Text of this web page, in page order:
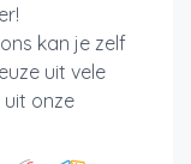
kan je zelf
uit vele
onze